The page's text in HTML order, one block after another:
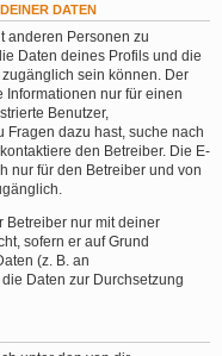
DATEN
anderen Personen zu
Daten deines Profils und die
sein können. Der
nur für einen
Benutzer,
Fragen dazu hast, suche nach
den Betreiber. Die E-
nur für den Betreiber und von
Betreiber nur mit deiner
sofern er auf Grund
(z. B. an
Daten zur Durchsetzung